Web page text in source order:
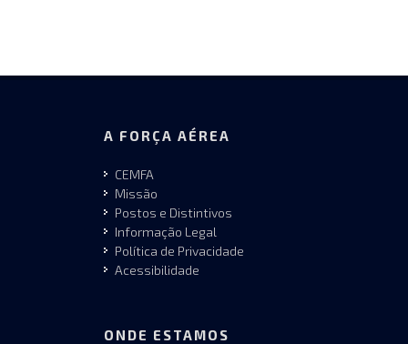
A FORÇA AÉREA
CEMFA
Missão
Postos e Distintivos
Informação Legal
Política de Privacidade
Acessibilidade
ONDE ESTAMOS